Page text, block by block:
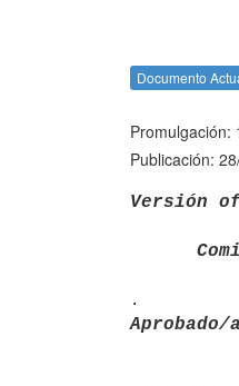
Documento
Promulgación:
Publicación:
Versión